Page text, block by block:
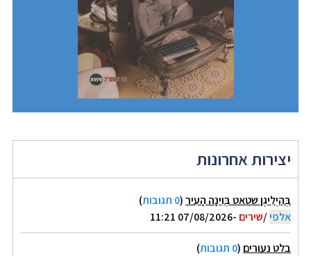
יצירות אחרונות
בְּהַיְלִיגֶן שטאט בְּוִינָה הָעִיר(0 תגובות
)
אלפי/שירים -07/08/2026 11:21
בלט נעורים (0 תגובות
)